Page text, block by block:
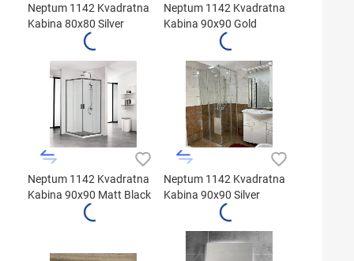
Neptum 1142 Kvadratna
Kabina 80x80 Silver
Neptum 1142 Kvadratna
Kabina 90x90 Gold
Neptum 1142 Kvadratna
Kabina 90x90 Matt Black
Neptum 1142 Kvadratna
Kabina 90x90 Silver